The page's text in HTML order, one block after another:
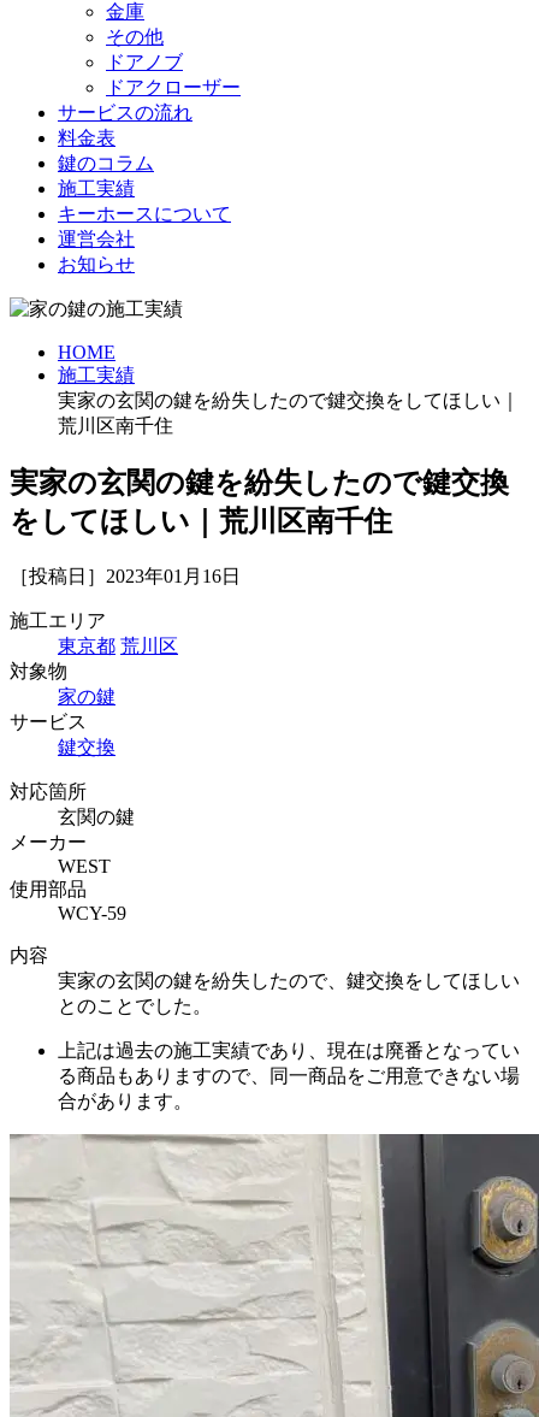
金庫
その他
ドアノブ
ドアクローザー
サービスの流れ
料金表
鍵のコラム
施工実績
キーホースについて
運営会社
お知らせ
HOME
施工実績
実家の玄関の鍵を紛失したので鍵交換をしてほしい｜
荒川区南千住
実家の玄関の鍵を紛失したので鍵交換
をしてほしい｜荒川区南千住
［投稿日］2023年01月16日
施工エリア
東京都 荒川区
対象物
家の鍵
サービス
鍵交換
対応箇所
玄関の鍵
メーカー
WEST
使用部品
WCY-59
内容
実家の玄関の鍵を紛失したので、鍵交換をしてほしい
とのことでした。
上記は過去の施工実績であり、現在は廃番となってい
る商品もありますので、同一商品をご用意できない場
合があります。